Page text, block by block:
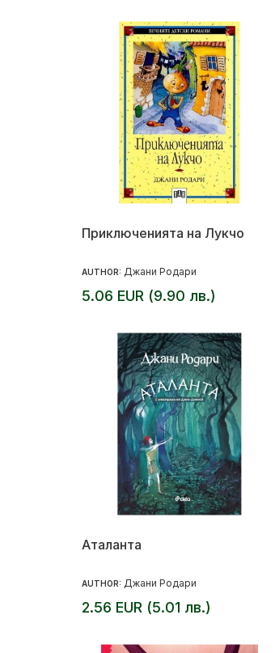
Приключенията на Лукчо
AUTHOR: Джани Родари
5.06 EUR (9.90 лв.)
Аталанта
AUTHOR: Джани Родари
2.56 EUR (5.01 лв.)